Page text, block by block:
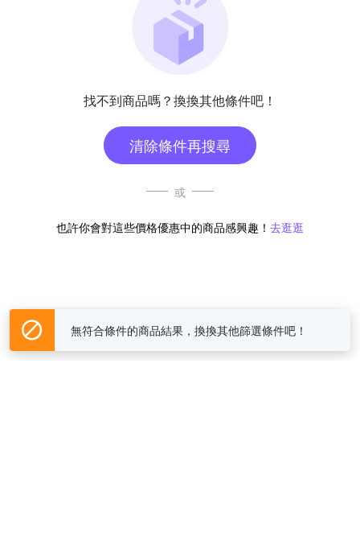
找不到商品嗎？換換其他條件吧！
清除條件再搜尋
或
也許你會對這些價格優惠中的商品感興趣！ 去逛逛
無符合條件的商品結果，換換其他篩選條件吧！